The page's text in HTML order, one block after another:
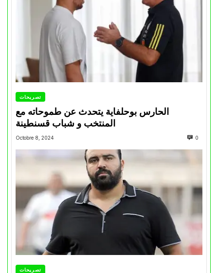
تصريحات
الحارس بوحلفاية يتحدث عن طموحاته مع
المنتخب و شباب قسنطينة
Octobre 8, 2024 0
تصريحات